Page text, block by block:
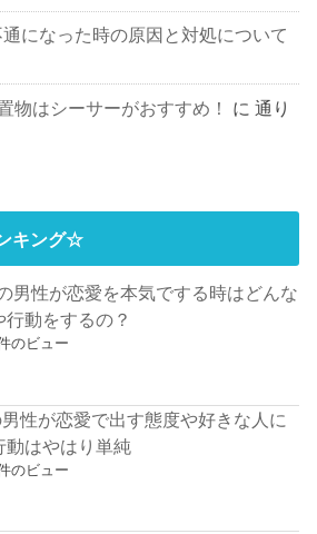
になった時の原因と対処について
物はシーサーがおすすめ！ に通り
キング☆
男性が恋愛を本気でする時はどんな
行動をするの？
のビュー
性が恋愛で出す態度や好きな人に
動はやはり単純
のビュー